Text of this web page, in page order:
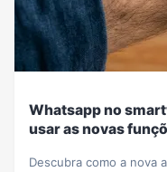
Whatsapp no
usar as novas
Descubra como a nova